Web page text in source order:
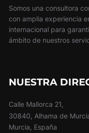
Somos una consultora
con amplia experiencia
internacional para
ámbito de nuestros
NUESTRA
Calle Mallorca 21,
30840, Alhama de
Murcia, España